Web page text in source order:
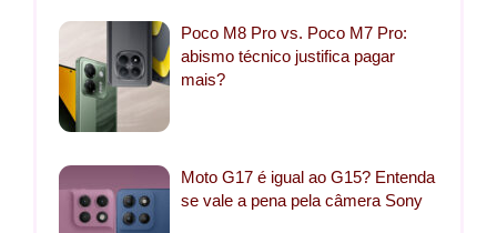
Poco M8 Pro vs. Poco M7 Pro:
abismo técnico justifica pagar
mais?
Moto G17 é igual ao G15? Entenda
se vale a pena pela câmera Sony